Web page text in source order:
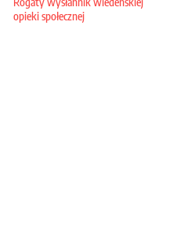
opieki społecznej